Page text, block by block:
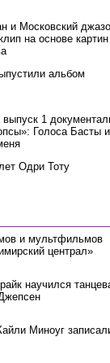
и Московский
на основе картин
альбом
выпуск 1
Голоса Басты и
Одри Тоту
и мультфильмов
централ»
научился
Миноуг